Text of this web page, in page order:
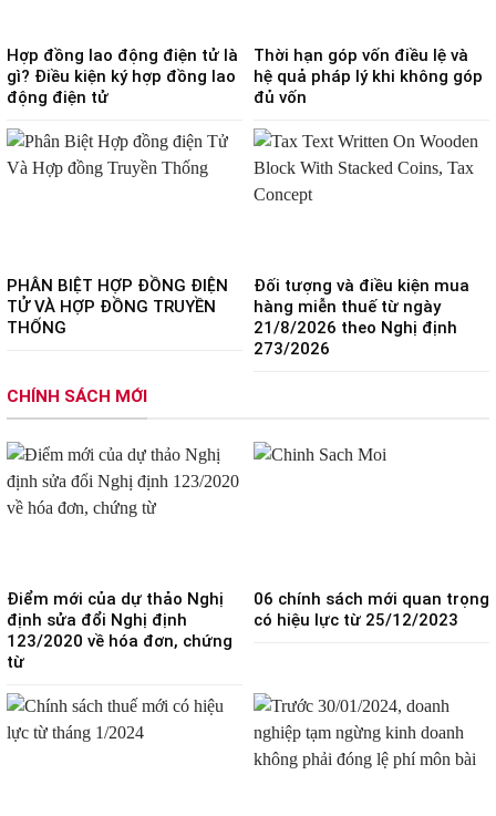
Hợp đồng lao động điện tử là
gì? Điều kiện ký hợp đồng lao
động điện tử
Thời hạn góp vốn điều lệ và
hệ quả pháp lý khi không góp
đủ vốn
PHÂN BIỆT HỢP ĐỒNG ĐIỆN
TỬ VÀ HỢP ĐỒNG TRUYỀN
THỐNG
Đối tượng và điều kiện mua
hàng miễn thuế từ ngày
21/8/2026 theo Nghị định
273/2026
CHÍNH SÁCH MỚI
Điểm mới của dự thảo Nghị
định sửa đổi Nghị định
123/2020 về hóa đơn, chứng
từ
06 chính sách mới quan trọng
có hiệu lực từ 25/12/2023